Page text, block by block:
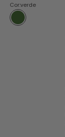
Cor:verde
verde